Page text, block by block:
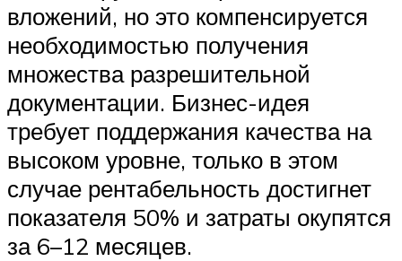
вложений, но это компенсируется
необходимостью получения
множества разрешительной
документации. Бизнес-идея
требует поддержания качества на
высоком уровне, только в этом
случае рентабельность достигнет
показателя 50% и затраты окупятся
за 6–12 месяцев.